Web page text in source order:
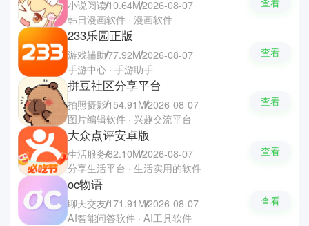
小说阅读10.64M2026-08-07
韩日漫画软件 · 漫画软件
233乐园正版
游戏辅助77.92M2026-08-07
手游中心 · 手游助手
查看
拼豆社区分享平台
拍照摄影154.91M2026-08-07
图片编辑软件 · 兴趣交流平台
查看
大众点评安卓版
生活服务82.10M2026-08-07
分享生活平台 · 生活实用的软件
查看
oc物语
聊天交友171.91M2026-08-07
AI智能问答软件 · AI工具软件
查看